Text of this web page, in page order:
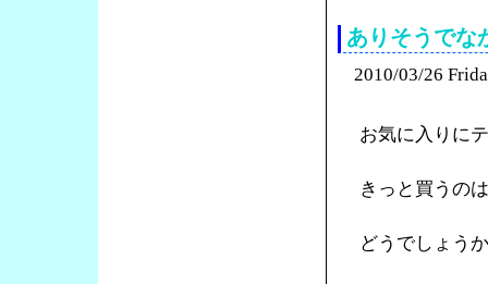
ありそうでな
2010/03/26
お気に入りに
きっと買うの
どうでしょう